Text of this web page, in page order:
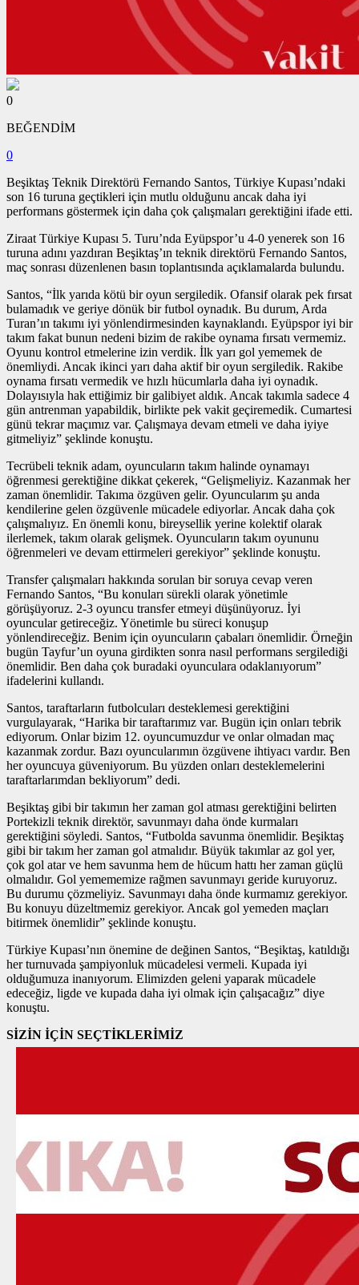
0
BEĞENDİM
0
Beşiktaş Teknik Direktörü Fernando Santos, Türkiye Kupası’ndaki
son 16 turuna geçtikleri için mutlu olduğunu ancak daha iyi
performans göstermek için daha çok çalışmaları gerektiğini ifade etti.
Ziraat Türkiye Kupası 5. Turu’nda Eyüpspor’u 4-0 yenerek son 16
turuna adını yazdıran Beşiktaş’ın teknik direktörü Fernando Santos,
maç sonrası düzenlenen basın toplantısında açıklamalarda bulundu.
Santos, “İlk yarıda kötü bir oyun sergiledik. Ofansif olarak pek fırsat
bulamadık ve geriye dönük bir futbol oynadık. Bu durum, Arda
Turan’ın takımı iyi yönlendirmesinden kaynaklandı. Eyüpspor iyi bir
takım fakat bunun nedeni bizim de rakibe oynama fırsatı vermemiz.
Oyunu kontrol etmelerine izin verdik. İlk yarı gol yememek de
önemliydi. Ancak ikinci yarı daha aktif bir oyun sergiledik. Rakibe
oynama fırsatı vermedik ve hızlı hücumlarla daha iyi oynadık.
Dolayısıyla hak ettiğimiz bir galibiyet aldık. Ancak takımla sadece 4
gün antrenman yapabildik, birlikte pek vakit geçiremedik. Cumartesi
günü tekrar maçımız var. Çalışmaya devam etmeli ve daha iyiye
gitmeliyiz” şeklinde konuştu.
Tecrübeli teknik adam, oyuncuların takım halinde oynamayı
öğrenmesi gerektiğine dikkat çekerek, “Gelişmeliyiz. Kazanmak her
zaman önemlidir. Takıma özgüven gelir. Oyuncularım şu anda
kendilerine gelen özgüvenle mücadele ediyorlar. Ancak daha çok
çalışmalıyız. En önemli konu, bireysellik yerine kolektif olarak
ilerlemek, takım olarak gelişmek. Oyuncuların takım oyununu
öğrenmeleri ve devam ettirmeleri gerekiyor” şeklinde konuştu.
Transfer çalışmaları hakkında sorulan bir soruya cevap veren
Fernando Santos, “Bu konuları sürekli olarak yönetimle
görüşüyoruz. 2-3 oyuncu transfer etmeyi düşünüyoruz. İyi
oyuncular getireceğiz. Yönetimle bu süreci konuşup
yönlendireceğiz. Benim için oyuncuların çabaları önemlidir. Örneğin
bugün Tayfur’un oyuna girdikten sonra nasıl performans sergilediği
önemlidir. Ben daha çok buradaki oyunculara odaklanıyorum”
ifadelerini kullandı.
Santos, taraftarların futbolcuları desteklemesi gerektiğini
vurgulayarak, “Harika bir taraftarımız var. Bugün için onları tebrik
ediyorum. Onlar bizim 12. oyuncumuzdur ve onlar olmadan maç
kazanmak zordur. Bazı oyuncularımın özgüvene ihtiyacı vardır. Ben
her oyuncuya güveniyorum. Bu yüzden onları desteklemelerini
taraftarlarımdan bekliyorum” dedi.
Beşiktaş gibi bir takımın her zaman gol atması gerektiğini belirten
Portekizli teknik direktör, savunmayı daha önde kurmaları
gerektiğini söyledi. Santos, “Futbolda savunma önemlidir. Beşiktaş
gibi bir takım her zaman gol atmalıdır. Büyük takımlar az gol yer,
çok gol atar ve hem savunma hem de hücum hattı her zaman güçlü
olmalıdır. Gol yemememize rağmen savunmayı geride kuruyoruz.
Bu durumu çözmeliyiz. Savunmayı daha önde kurmamız gerekiyor.
Bu konuyu düzeltmemiz gerekiyor. Ancak gol yemeden maçları
bitirmek önemlidir” şeklinde konuştu.
Türkiye Kupası’nın önemine de değinen Santos, “Beşiktaş, katıldığı
her turnuvada şampiyonluk mücadelesi vermeli. Kupada iyi
olduğumuza inanıyorum. Elimizden geleni yaparak mücadele
edeceğiz, ligde ve kupada daha iyi olmak için çalışacağız” diye
konuştu.
SİZİN İÇİN SEÇTİKLERİMİZ